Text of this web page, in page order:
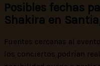
Posibles fechas
Shakira en
Fuentes cercanas al
los conciertos podrían